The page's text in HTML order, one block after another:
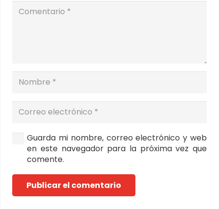
Guarda mi nombre, correo electrónico y web
en este navegador para la próxima vez que
comente.
Publicar el comentario